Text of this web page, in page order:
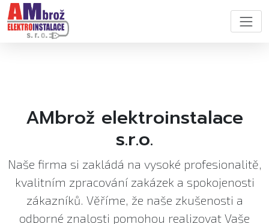
AMbrož elektroinstalace
s.r.o.
Naše firma si zakládá na vysoké profesionalitě,
kvalitním zpracování zakázek a spokojenosti
zákazníků. Věříme, že naše zkušenosti a
odborné znalosti pomohou realizovat Vaše